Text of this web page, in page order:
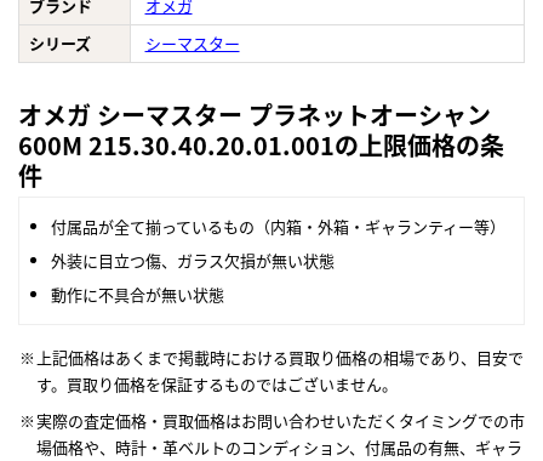
ブランド
オメガ
シリーズ
シーマスター
オメガ シーマスター プラネットオーシャン
600M 215.30.40.20.01.001の上限価格の条
件
付属品が全て揃っているもの（内箱・外箱・ギャランティー等）
外装に目立つ傷、ガラス欠損が無い状態
動作に不具合が無い状態
上記価格はあくまで掲載時における買取り価格の相場であり、目安で
す。買取り価格を保証するものではございません。
実際の査定価格・買取価格はお問い合わせいただくタイミングでの市
場価格や、時計・革ベルトのコンディション、付属品の有無、ギャラ